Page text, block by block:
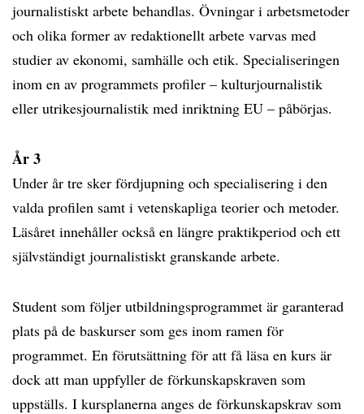
journalistiskt arbete behandlas. Övningar i arbetsmetoder
och olika former av redaktionellt arbete varvas med
studier av ekonomi, samhälle och etik. Specialiseringen
inom en av programmets profiler – kulturjournalistik
eller utrikesjournalistik med inriktning EU – påbörjas.
År 3
Under år tre sker fördjupning och specialisering i den
valda profilen samt i vetenskapliga teorier och metoder.
Läsåret innehåller också en längre praktikperiod och ett
självständigt journalistiskt granskande arbete.
Student som följer utbildningsprogrammet är garanterad
plats på de baskurser som ges inom ramen för
programmet. En förutsättning för att få läsa en kurs är
dock att man uppfyller de förkunskapskraven som
uppställs. I kursplanerna anges de förkunskapskrav som